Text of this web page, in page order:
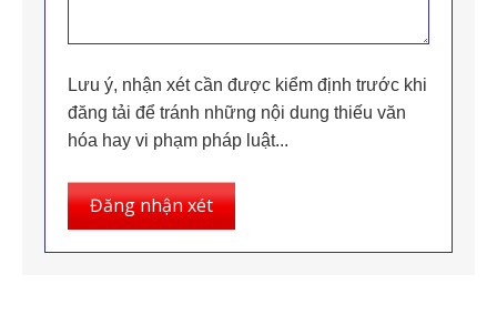
Lưu ý, nhận xét cần được kiểm định trước khi
đăng tải để tránh những nội dung thiếu văn
hóa hay vi phạm pháp luật...
Đăng nhận xét